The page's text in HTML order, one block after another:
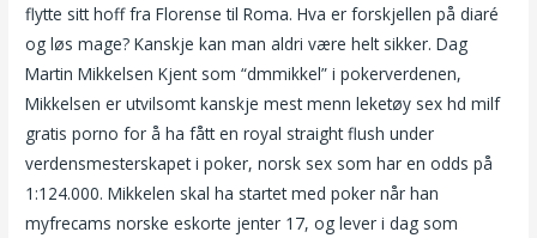
flytte sitt hoff fra Florense til Roma. Hva er forskjellen på diaré
og løs mage? Kanskje kan man aldri være helt sikker. Dag
Martin Mikkelsen Kjent som “dmmikkel” i pokerverdenen,
Mikkelsen er utvilsomt kanskje mest menn leketøy sex hd milf
gratis porno for å ha fått en royal straight flush under
verdensmesterskapet i poker, norsk sex som har en odds på
1:124.000. Mikkelen skal ha startet med poker når han
myfrecams norske eskorte jenter 17, og lever i dag som